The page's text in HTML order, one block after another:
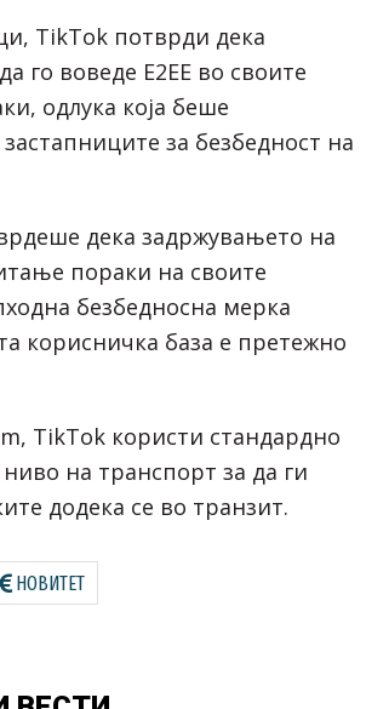
TikTok потврди дека
го воведе E2EE во своите
одлука која беше
за безбедност на
дека задржувањето на
пораки на своите
безбедносна мерка
корисничка база е претежно
TikTok користи стандардно
на транспорт за да ги
додека се во транзит.
НОВИТЕТ